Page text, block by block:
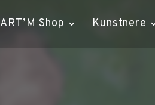
ART’M Shop Kunstnere